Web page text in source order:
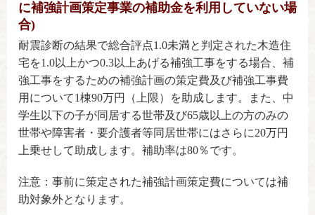
に補強計画策定事業の補助金を利用していない場
合)
耐震診断の結果で総合評点1.0未満と判定された木造住
宅を1.0以上かつ0.3以上あげる補強工事をする場合、補
強工事をするための補強計画の策定費及び補強工事費
用について1棟90万円（上限）を助成します。また、中
学生以下の子が同居する世帯及び65歳以上の方のみの
世帯や障害者・要介護者等同居世帯にはさらに20万円
上乗せして助成します。補助率は80％です。
注意：事前に策定された補強計画策定費については補
助対象外となります。